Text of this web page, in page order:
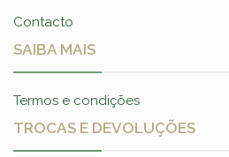
Contacto
SAIBA MAIS
Termos e condições
TROCAS E DEVOLUÇÕES